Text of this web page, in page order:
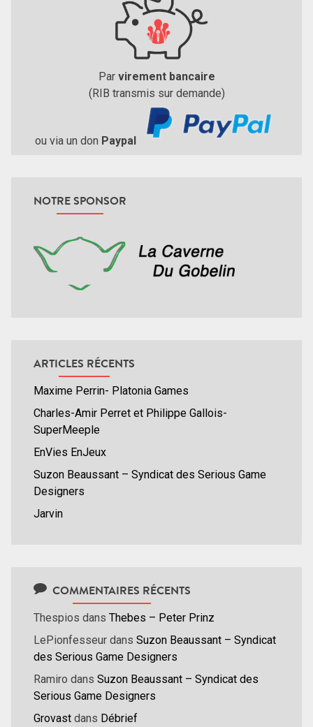
Par virement bancaire
(RIB transmis sur demande)
ou via un don Paypal
NOTRE SPONSOR
ARTICLES RÉCENTS
Maxime Perrin- Platonia Games
Charles-Amir Perret et Philippe Gallois-
SuperMeeple
EnVies EnJeux
Suzon Beaussant – Syndicat des Serious Game
Designers
Jarvin
COMMENTAIRES RÉCENTS
Thespios dans Thebes – Peter Prinz
LePionfesseur dans Suzon Beaussant – Syndicat
des Serious Game Designers
Ramiro dans Suzon Beaussant – Syndicat des
Serious Game Designers
Grovast dans Débrief